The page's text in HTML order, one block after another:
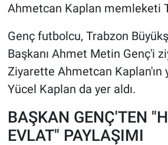
Ahmetcan Kaplan memleketi
Genç futbolcu, Trabzon
Başkanı Ahmet Metin Genç'i
Ziyarette Ahmetcan Kaplan'ın
Yücel Kaplan da yer aldı.
BAŞKAN GENÇ'TEN
EVLAT" PAYLAŞIMI